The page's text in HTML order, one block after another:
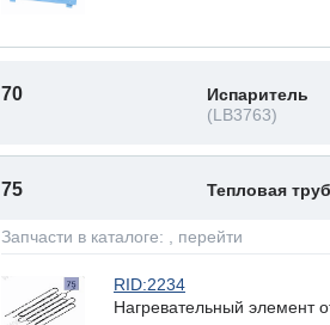
70
Испаритель
(LB3763)
75 Тепловая
Запчасти в каталоге: , перейти
RID:2234
Нагревательный элемент